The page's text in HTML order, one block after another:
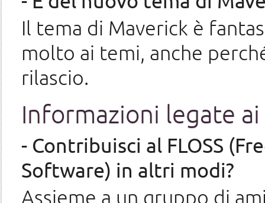
Il tema di Maverick è
molto ai temi, anche
rilascio.
Informazioni legate
- Contribuisci al FLOSS
Software) in altri modi?
Assieme a un gruppo di